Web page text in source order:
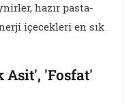
hazır pasta-
içecekleri en sık
Asit', 'Fosfat'